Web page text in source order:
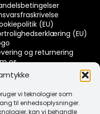
vi teknologier som
til enhedsoplysninger.
kan vi behandle
(EU)
(EU)
og returnering
os